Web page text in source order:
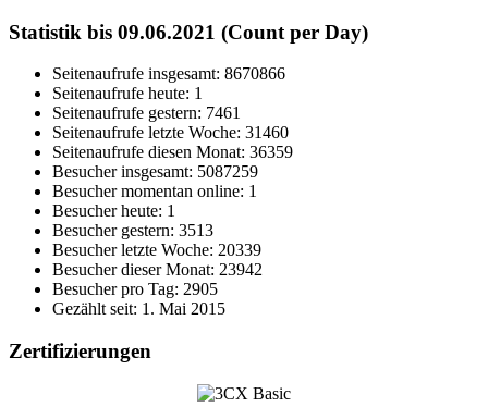
Statistik bis 09.06.2021 (Count per Day)
Seitenaufrufe insgesamt: 8670866
Seitenaufrufe heute: 1
Seitenaufrufe gestern: 7461
Seitenaufrufe letzte Woche: 31460
Seitenaufrufe diesen Monat: 36359
Besucher insgesamt: 5087259
Besucher momentan online: 1
Besucher heute: 1
Besucher gestern: 3513
Besucher letzte Woche: 20339
Besucher dieser Monat: 23942
Besucher pro Tag: 2905
Gezählt seit: 1. Mai 2015
Zertifizierungen